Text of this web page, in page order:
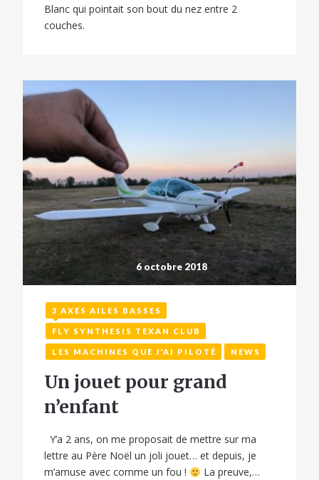
Blanc qui pointait son bout du nez entre 2
couches.
6 octobre 2018
3 AXES AILES BASSES
FLY SYNTHESIS TEXAN CLUB
LES MACHINES QUE J'AI PILOTÉ NEWS
Un jouet pour grand
n’enfant
Y’a 2 ans, on me proposait de mettre sur ma
lettre au Père Noël un joli jouet… et depuis, je
m’amuse avec comme un fou !
La preuve,…